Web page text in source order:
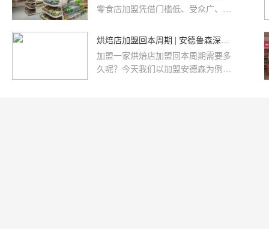
零食店加盟凭借门槛低、受众广、复
创业者的首选赛道。但很多新手创业
零食店加盟哪个品牌靠谱？
烘焙店加盟回本周期 | 安德鲁森深度解析
加盟一家烘焙店加盟回本周期需要多
久呢？今天我们以加盟安德森为例给